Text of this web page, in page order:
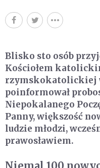
Blisko sto osób
Kościołem
rzymskokatolickiej
poinformował
Niepokalanego
Panny, większość
ludzie młodzi,
prawosławiem.